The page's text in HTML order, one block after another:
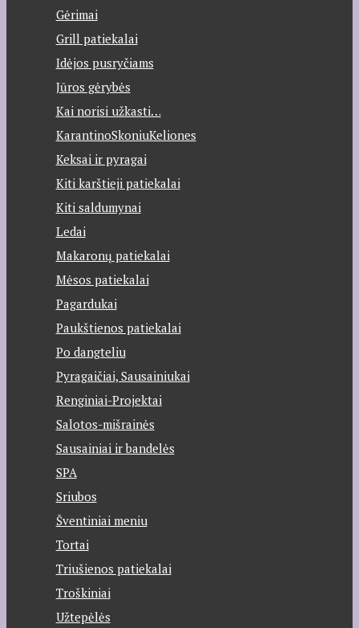
Gėrimai
Grill patiekalai
Idėjos pusryčiams
Jūros gėrybės
Kai norisi užkasti…
KarantinoSkoniuKeliones
Keksai ir pyragai
Kiti karštieji patiekalai
Kiti saldumynai
Ledai
Makaronų patiekalai
Mėsos patiekalai
Pagardukai
Paukštienos patiekalai
Po dangteliu
Pyragaičiai, Sausainiukai
Renginiai-Projektai
Salotos-mišrainės
Sausainiai ir bandelės
SPA
Sriubos
Šventiniai meniu
Tortai
Triušienos patiekalai
Troškiniai
Užtepėlės